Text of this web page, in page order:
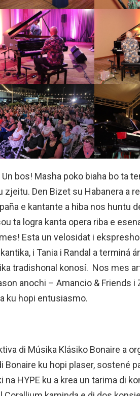
Un bos! Masha poko biaha bo ta
zjeitu. Den Bizet su Habanera a
e kantante a hiba nos huntu
ta logra kanta opera riba e
Esta un velosidat i
i Tania i Randal a terminá
tradishonal konosí. Nos mes
anochi – Amancio & Friends i
ku hopi entusiasmo.
di Músika Klásiko Bonaire a
Bonaire ku hopi plaser, sostené
na HYPE ku a krea un tarima di